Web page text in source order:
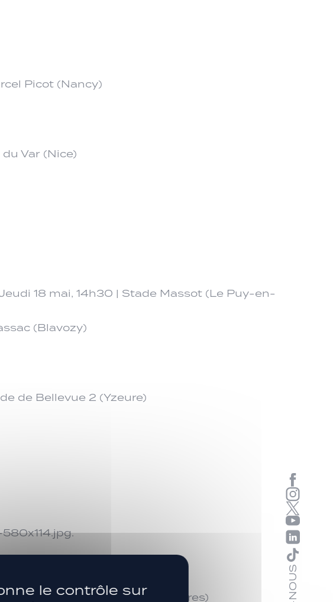
Picot (Nancy)
Var (Nice)
18 mai, 14h30 | Stade Massot (Le Puy-en-
(Blavozy)
de Bellevue 2 (Yzeure)
Sportif Claude Wolff (Chamalières)
le contrôle sur